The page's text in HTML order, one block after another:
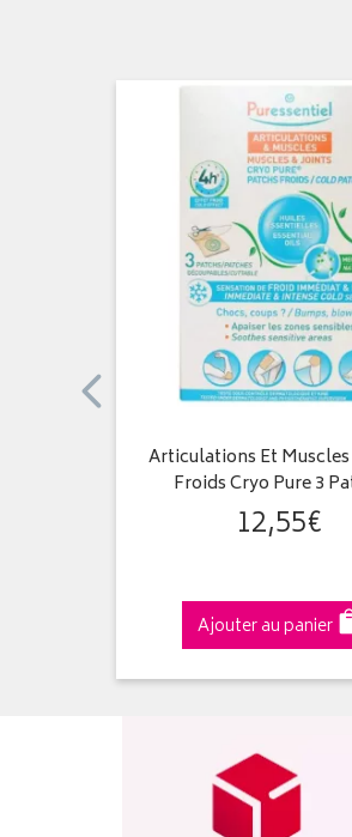
Articulations Et
Froids Cryo Pure 3
12,55€
Ajouter au panier